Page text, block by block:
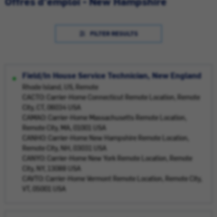
FILTER RESULTS
Field/In House Service Technician, New England
Rhode Island, US, Remote
CACTO: Carrier-Home Connecticut Remote Location, Remote
City, CT, 06034 USA
CAMAO: Carrier-Home Massachusetts Remote Location,
Remote City, MA, 01001 USA
CANHO: Carrier-Home New Hampshire Remote Location,
Remote City, NH, 03031 USA
CANYO: Carrier-Home New York Remote Location, Remote
City, NY, 13088 USA
CAVTO: Carrier-Home Vermont Remote Location, Remote City,
VT, 05001 USA